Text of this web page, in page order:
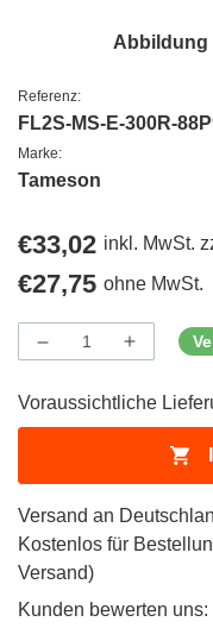
Abbildung
Referenz:
FL2S-MS-E-300R-
Marke:
Tameson
Regulärer
Preis
€33,02 inkl. MwSt.
Regulärer
Preis
€27,75 ohne MwSt.
Menge
Menge
verringern
ProductDrop
Menge
erhöhen
ProductDrop
Voraussichtliche
Versand an
Kostenlos für
Versand)
Kunden bewerten uns: